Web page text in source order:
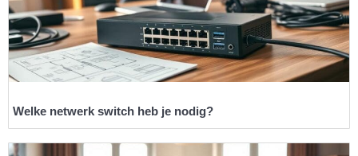
Welke netwerk switch heb je nodig?